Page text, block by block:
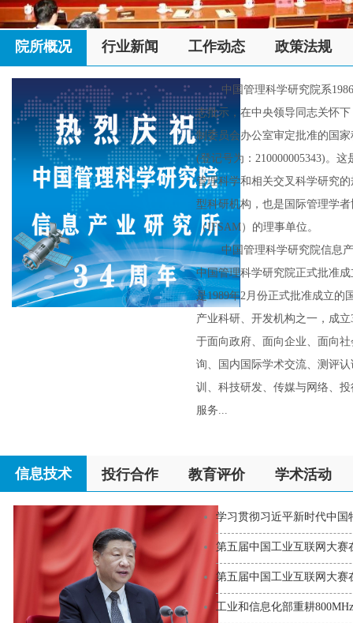
院所概况 行业新闻 工作动态 政策法规
中国管理科学研究院系1986
志批示，在中央领导同志关怀
制委员会办公室审定批准的国
(登记号为：210000005343)。
管理科学和相关交叉科学研究
型科研机构，也是国际管理学
（IFSAM）的理事单位。
中国管理科学研究院信息产
中国管理科学研究院正式批准
是1989年2月份正式批准成立的
产业科研、开发机构之一，成
于面向政府、面向企业、面向
询、国内国际学术交流、测评
训、科技研发、传媒与网络、
服务...
信息技术 投行合作 教育评价 学术活动
学习贯彻习近平新时代中国
思想
第五届中国工业互联网大赛
第五届中国工业互联网大赛
工业和信息化部重耕